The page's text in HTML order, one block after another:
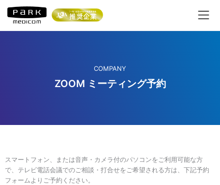
COMPANY
ZOOM ミーティング予約
スマートフォン、または音声・カメラ付のパソコンをご利用可能な方
で、テレビ電話会議でのご相談・打合せをご希望される方は、下記予約
フォームよりご予約ください。